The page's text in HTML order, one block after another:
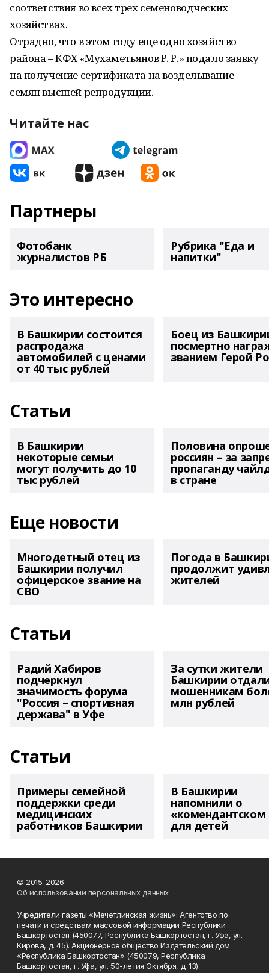
соответствия во всех трех семеноводческих
хозяйствах.
Отрадно, что в этом году еще одно хозяйство
района – КФХ «Мухаметьянов Р. Р.» подало заявку
на получение сертификата на возделывание
семян высшей репродукции.
Читайте нас
Партнеры
Фотобанк
журналистов РБ
Рубрика "Еда и
напитки"
Это интересно
В Башкирии состоится
распродажа
автомобилей с ценами
от 40 тыс рублей
Боец из
посмертно
званием Герой
Статьи
В Башкирии
некоторые семьи
могут получить до 10
тыс рублей
Половина
россиян – за
пропаганду
в стране
Еще новости
Многодетный отец из
Башкирии получил
офицерское звание на
СВО
Погода в
продолжит
жителей
Статьи
Радий Хабиров
подчеркнул
значимость форума
"Россия – спортивная
держава" в Уфе
За сутки жители
Башкирии
мошенникам
млн рублей
Статьи
Примеры семейной
поддержки среди
медицинских
работников Башкирии
В Башкирии
напомнили о
«комендантском
для детей
© 2015-2026
Об использовании персональных данных
Учредители газеты «Мечетлинская жизнь»: Агентство по
печати и средствам массовой информации Республики
Башкортостан (450077, Республика Башкортостан, г. Уфа, ул.
Кирова, д. 45). Акционерное общество Издательский дом
«Республика Башкортостан» (450079, Республика
Башкортостан, г. Уфа, ул. 50-летия Октября, д. 13).